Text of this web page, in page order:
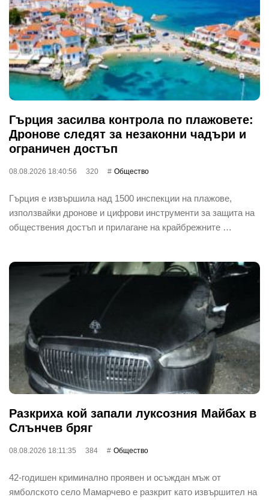
Гърция засилва контрола по плажовете:
Дронове следят за незаконни чадъри и
ограничен достъп
08.08.2026 18:40:56 320 Общество
Гърция е извършила над 1500 инспекции на плажове,
използвайки дронове и цифрови инструменти за защита на
обществения достъп и прилагане на крайбрежните …
Разкриха кой запали луксозния Майбах в
Слънчев бряг
08.08.2026 18:11:35 384 Общество
42-годишен криминално проявен и осъждан мъж от
ямболското село Мамарчево е разкрит като извършител на